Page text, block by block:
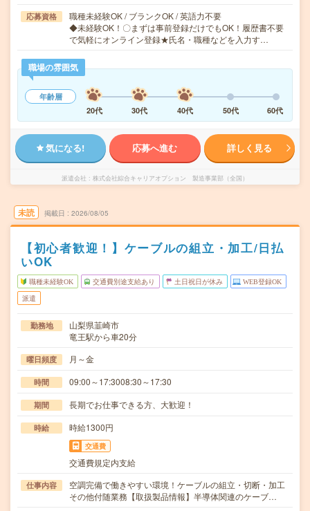
応募資格
職種未経験OK / ブランクOK / 英語力不要
◆未経験OK！〇まずは事前登録だけでもOK！履歴書不要
で気軽にオンライン登録★氏名・職種などを入力す…
職場の雰囲気
年齢層
20代
30代 40代 50代 60代
気になる! 応募へ進む 詳しく見る
派遣会社 株式会社綜合キャリアオプション 製造事業部（全国）
未読 掲載日 2026/08/05
【初心者歓迎！】ケーブルの組立・加工/日払
いOK
職種未経験OK 交通費別途支給あり 土日祝日が休み WEB登録OK
派遣
勤務地
山梨県韮崎市
竜王駅から車20分
曜日頻度 月～金
時間 09:00～17:3008:30～17:30
期間 長期でお仕事できる方、大歓迎！
時給 時給1300円
交通費
交通費規定内支給
仕事内容
空調完備で働きやすい環境！ケーブルの組立・切断・加工
その他付随業務【取扱製品情報】半導体関連のケーブ…